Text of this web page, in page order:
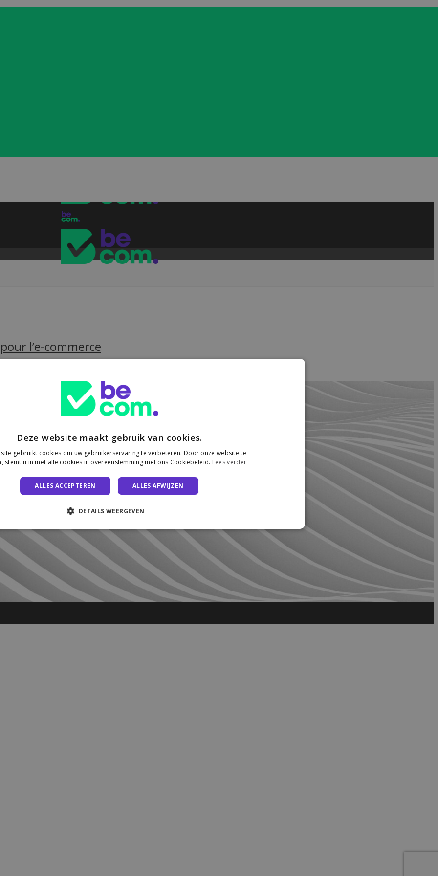
l’e-commerce
2026, une taxe européenne...
Deze website maakt gebruik van cookies.
gebruikt cookies om uw gebruikerservaring te verbeteren. Door onze website te
stemt u in met alle cookies in overeenstemming met ons Cookiebeleid. Lees verder
ALLES ACCEPTEREN ALLES AFWIJZEN
DETAILS WEERGEVEN